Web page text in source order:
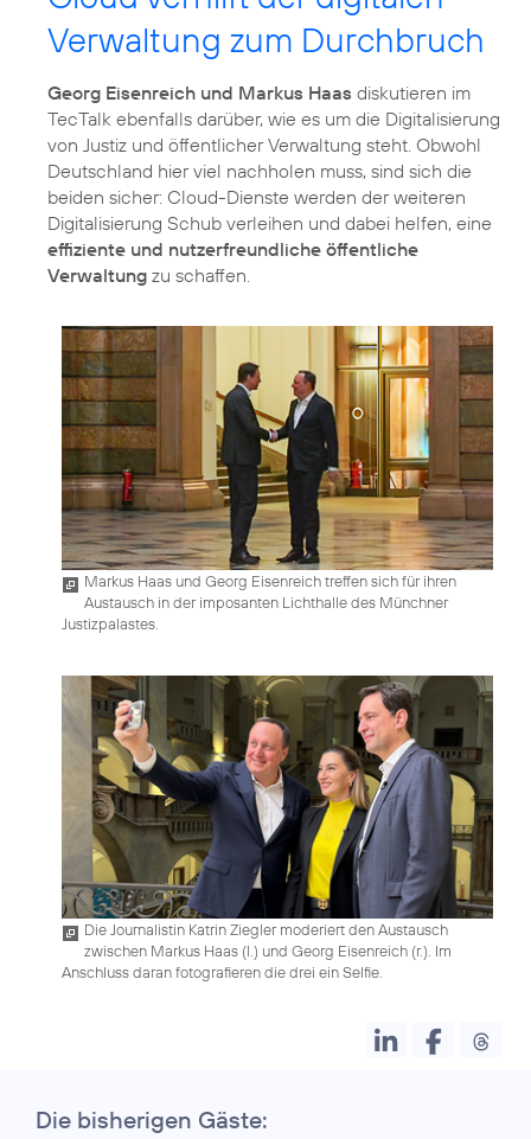
Verwaltung zum Durchbruch
Georg Eisenreich und Markus Haas diskutieren im
TecTalk ebenfalls darüber, wie es um die Digitalisierung
von Justiz und öffentlicher Verwaltung steht. Obwohl
Deutschland hier viel nachholen muss, sind sich die
beiden sicher: Cloud-Dienste werden der weiteren
Digitalisierung Schub verleihen und dabei helfen, eine
effiziente und nutzerfreundliche öffentliche
Verwaltung zu schaffen.
Markus Haas und Georg Eisenreich treffen sich für ihren
Austausch in der imposanten Lichthalle des Münchner
Justizpalastes.
Die Journalistin Katrin Ziegler moderiert den Austausch
zwischen Markus Haas (l.) und Georg Eisenreich (r.). Im
Anschluss daran fotografieren die drei ein Selfie.
Die bisherigen Gäste: